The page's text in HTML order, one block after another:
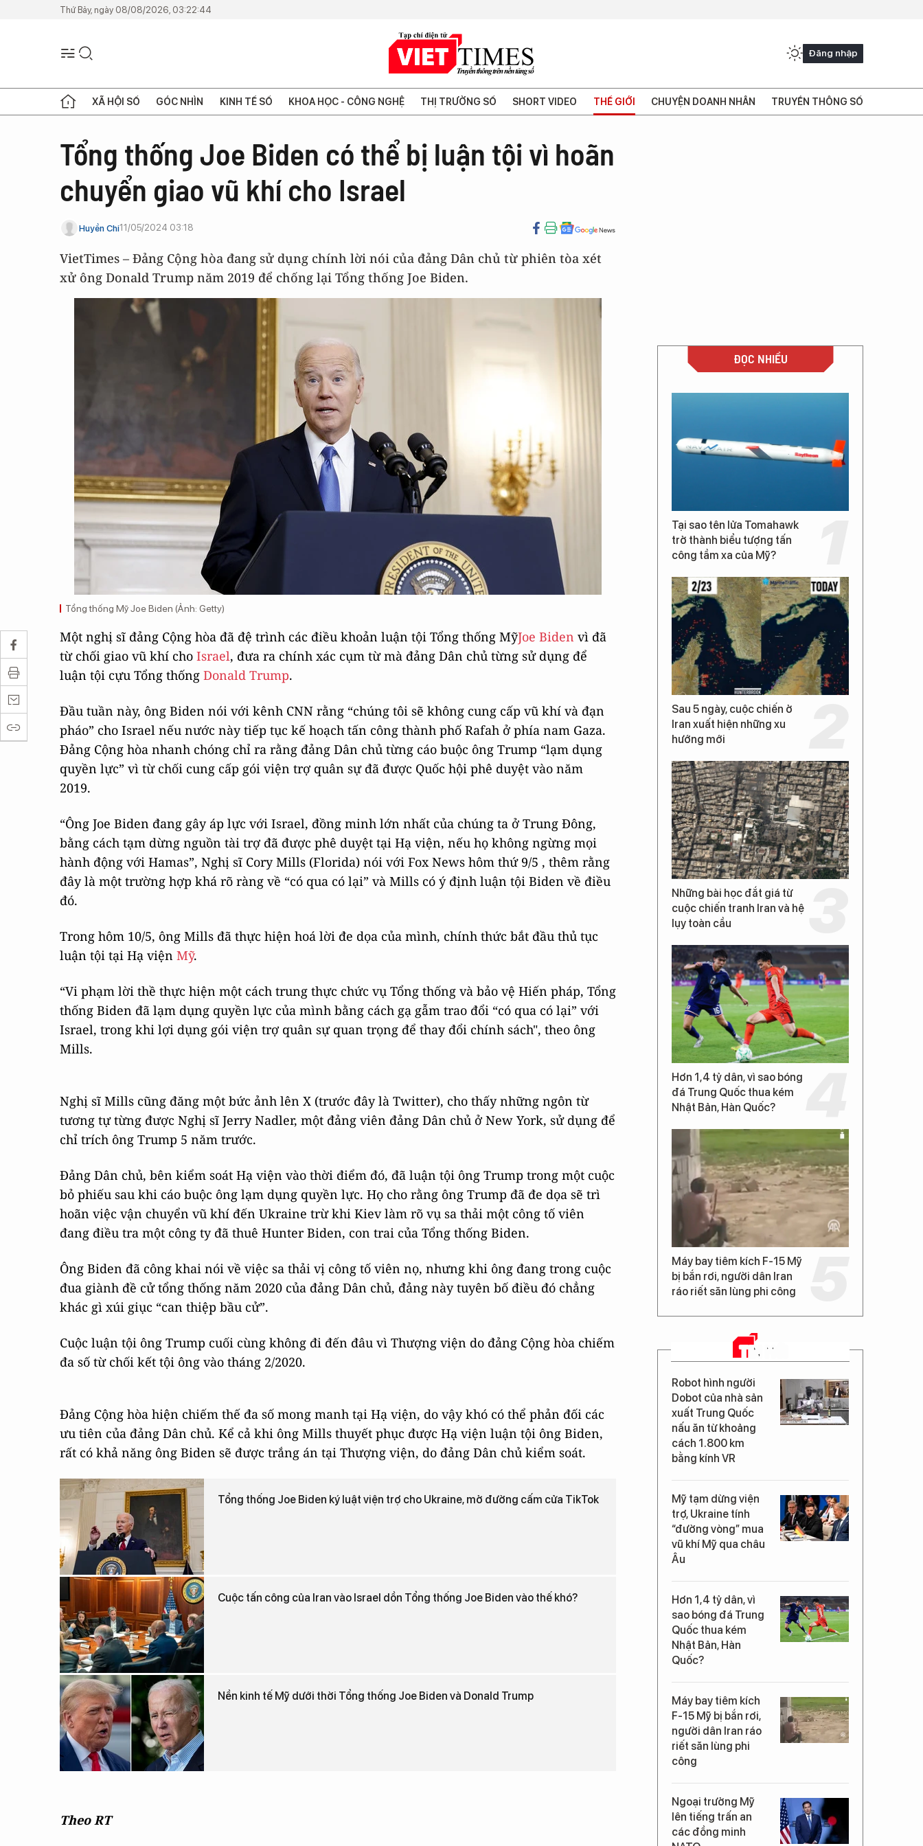
Thứ Bảy, ngày 08/08/2026, 03:22:44
Đăng nhập
XÃ HỘI SỐ GÓC NHÌN KINH TẾ SỐ KHOA HỌC - CÔNG NGHỆ THỊ TRƯỜNG SỐ SHORT VIDEO THẾ GIỚI CHUYỆN DOANH NHÂN TRUYỀN THÔNG SỐ
Tổng thống Joe Biden có thể bị luận tội vì hoãn
chuyển giao vũ khí cho Israel
Huyền Chi11/05/2024 03:18
VietTimes – Đảng Cộng hòa đang sử dụng chính lời nói của đảng Dân chủ từ phiên tòa xét
xử ông Donald Trump năm 2019 để chống lại Tổng thống Joe Biden.
Tổng thống Mỹ Joe Biden (Ảnh: Getty)
Một nghị sĩ đảng Cộng hòa đã đệ trình các điều khoản luận tội Tổng thống MỹJoe Biden vì đã
từ chối giao vũ khí cho Israel, đưa ra chính xác cụm từ mà đảng Dân chủ từng sử dụng để
luận tội cựu Tổng thống Donald Trump.
Đầu tuần này, ông Biden nói với kênh CNN rằng “chúng tôi sẽ không cung cấp vũ khí và đạn
pháo” cho Israel nếu nước này tiếp tục kế hoạch tấn công thành phố Rafah ở phía nam Gaza.
Đảng Cộng hòa nhanh chóng chỉ ra rằng đảng Dân chủ từng cáo buộc ông Trump “lạm dụng
quyền lực” vì từ chối cung cấp gói viện trợ quân sự đã được Quốc hội phê duyệt vào năm
2019.
“Ông Joe Biden đang gây áp lực với Israel, đồng minh lớn nhất của chúng ta ở Trung Đông,
bằng cách tạm dừng nguồn tài trợ đã được phê duyệt tại Hạ viện, nếu họ không ngừng mọi
hành động với Hamas”, Nghị sĩ Cory Mills (Florida) nói với Fox News hôm thứ 9/5 , thêm rằng
đây là một trường hợp khá rõ ràng về “có qua có lại” và Mills có ý định luận tội Biden về điều
đó.
Trong hôm 10/5, ông Mills đã thực hiện hoá lời đe dọa của mình, chính thức bắt đầu thủ tục
luận tội tại Hạ viện Mỹ.
“Vi phạm lời thề thực hiện một cách trung thực chức vụ Tổng thống và bảo vệ Hiến pháp, Tổng
thống Biden đã lạm dụng quyền lực của mình bằng cách gạ gẫm trao đổi “có qua có lại” với
Israel, trong khi lợi dụng gói viện trợ quân sự quan trọng để thay đổi chính sách", theo ông
Mills.
Nghị sĩ Mills cũng đăng một bức ảnh lên X (trước đây là Twitter), cho thấy những ngôn từ
tương tự từng được Nghị sĩ Jerry Nadler, một đảng viên đảng Dân chủ ở New York, sử dụng để
chỉ trích ông Trump 5 năm trước.
Đảng Dân chủ, bên kiểm soát Hạ viện vào thời điểm đó, đã luận tội ông Trump trong một cuộc
bỏ phiếu sau khi cáo buộc ông lạm dụng quyền lực. Họ cho rằng ông Trump đã đe dọa sẽ trì
hoãn việc vận chuyển vũ khí đến Ukraine trừ khi Kiev làm rõ vụ sa thải một công tố viên
đang điều tra một công ty đã thuê Hunter Biden, con trai của Tổng thống Biden.
Ông Biden đã công khai nói về việc sa thải vị công tố viên nọ, nhưng khi ông đang trong cuộc
đua giành đề cử tổng thống năm 2020 của đảng Dân chủ, đảng này tuyên bố điều đó chẳng
khác gì xúi giục “can thiệp bầu cử”.
Cuộc luận tội ông Trump cuối cùng không đi đến đâu vì Thượng viện do đảng Cộng hòa chiếm
đa số từ chối kết tội ông vào tháng 2/2020.
Đảng Cộng hòa hiện chiếm thế đa số mong manh tại Hạ viện, do vậy khó có thể phản đối các
ưu tiên của đảng Dân chủ. Kể cả khi ông Mills thuyết phục được Hạ viện luận tội ông Biden,
rất có khả năng ông Biden sẽ được trắng án tại Thượng viện, do đảng Dân chủ kiểm soát.
Tổng thống Joe Biden ký luật viện trợ cho Ukraine, mở đường cấm cửa TikTok
Cuộc tấn công của Iran vào Israel dồn Tổng thống Joe Biden vào thế khó?
Nền kinh tế Mỹ dưới thời Tổng thống Joe Biden và Donald Trump
Theo RT
ĐỌC NHIỀU
Tại sao tên lửa Tomahawk
trở thành biểu tượng tấn
công tầm xa của Mỹ?
Sau 5 ngày, cuộc chiến ở
Iran xuất hiện những xu
hướng mới
Những bài học đắt giá từ
cuộc chiến tranh Iran và hệ
lụy toàn cầu
Hơn 1,4 tỷ dân, vì sao bóng
đá Trung Quốc thua kém
Nhật Bản, Hàn Quốc?
Máy bay tiêm kích F-15 Mỹ
bị bắn rơi, người dân Iran
ráo riết săn lùng phi công
TIN MỚI
Robot hình người
Dobot của nhà sản
xuất Trung Quốc
nấu ăn từ khoảng
cách 1.800 km
bằng kính VR
Mỹ tạm dừng viện
trợ, Ukraine tính
“đường vòng” mua
vũ khí Mỹ qua châu
Âu
Hơn 1,4 tỷ dân, vì
sao bóng đá Trung
Quốc thua kém
Nhật Bản, Hàn
Quốc?
Máy bay tiêm kích
F-15 Mỹ bị bắn rơi,
người dân Iran ráo
riết săn lùng phi
công
Ngoại trưởng Mỹ
lên tiếng trấn an
các đồng minh